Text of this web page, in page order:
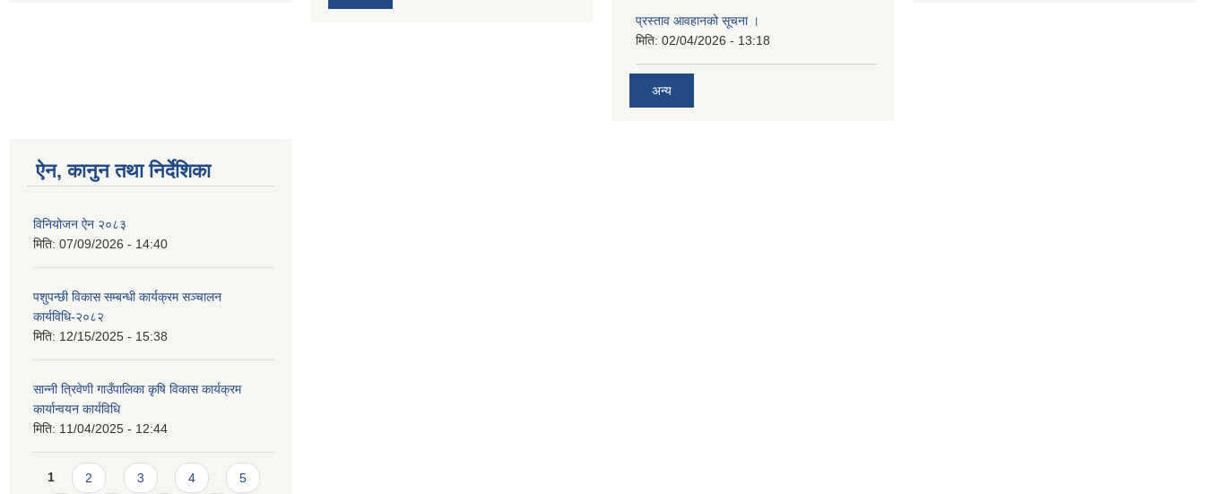
प्रस्ताव आवहानको सूचना ।
मिति: 02/04/2026 - 13:18
अन्य
ऐन, कानुन तथा निर्देशिका
विनियोजन ऐन २०८३
मिति: 07/09/2026 - 14:40
पशुपन्छी विकास सम्बन्धी कार्यक्रम सञ्चालन
कार्यविधि-२०८२
मिति: 12/15/2025 - 15:38
सान्नी त्रिवेणी गाउँपालिका कृषि विकास कार्यक्रम
कार्यान्वयन कार्यविधि
मिति: 11/04/2025 - 12:44
Pages
1 2 3 4 5